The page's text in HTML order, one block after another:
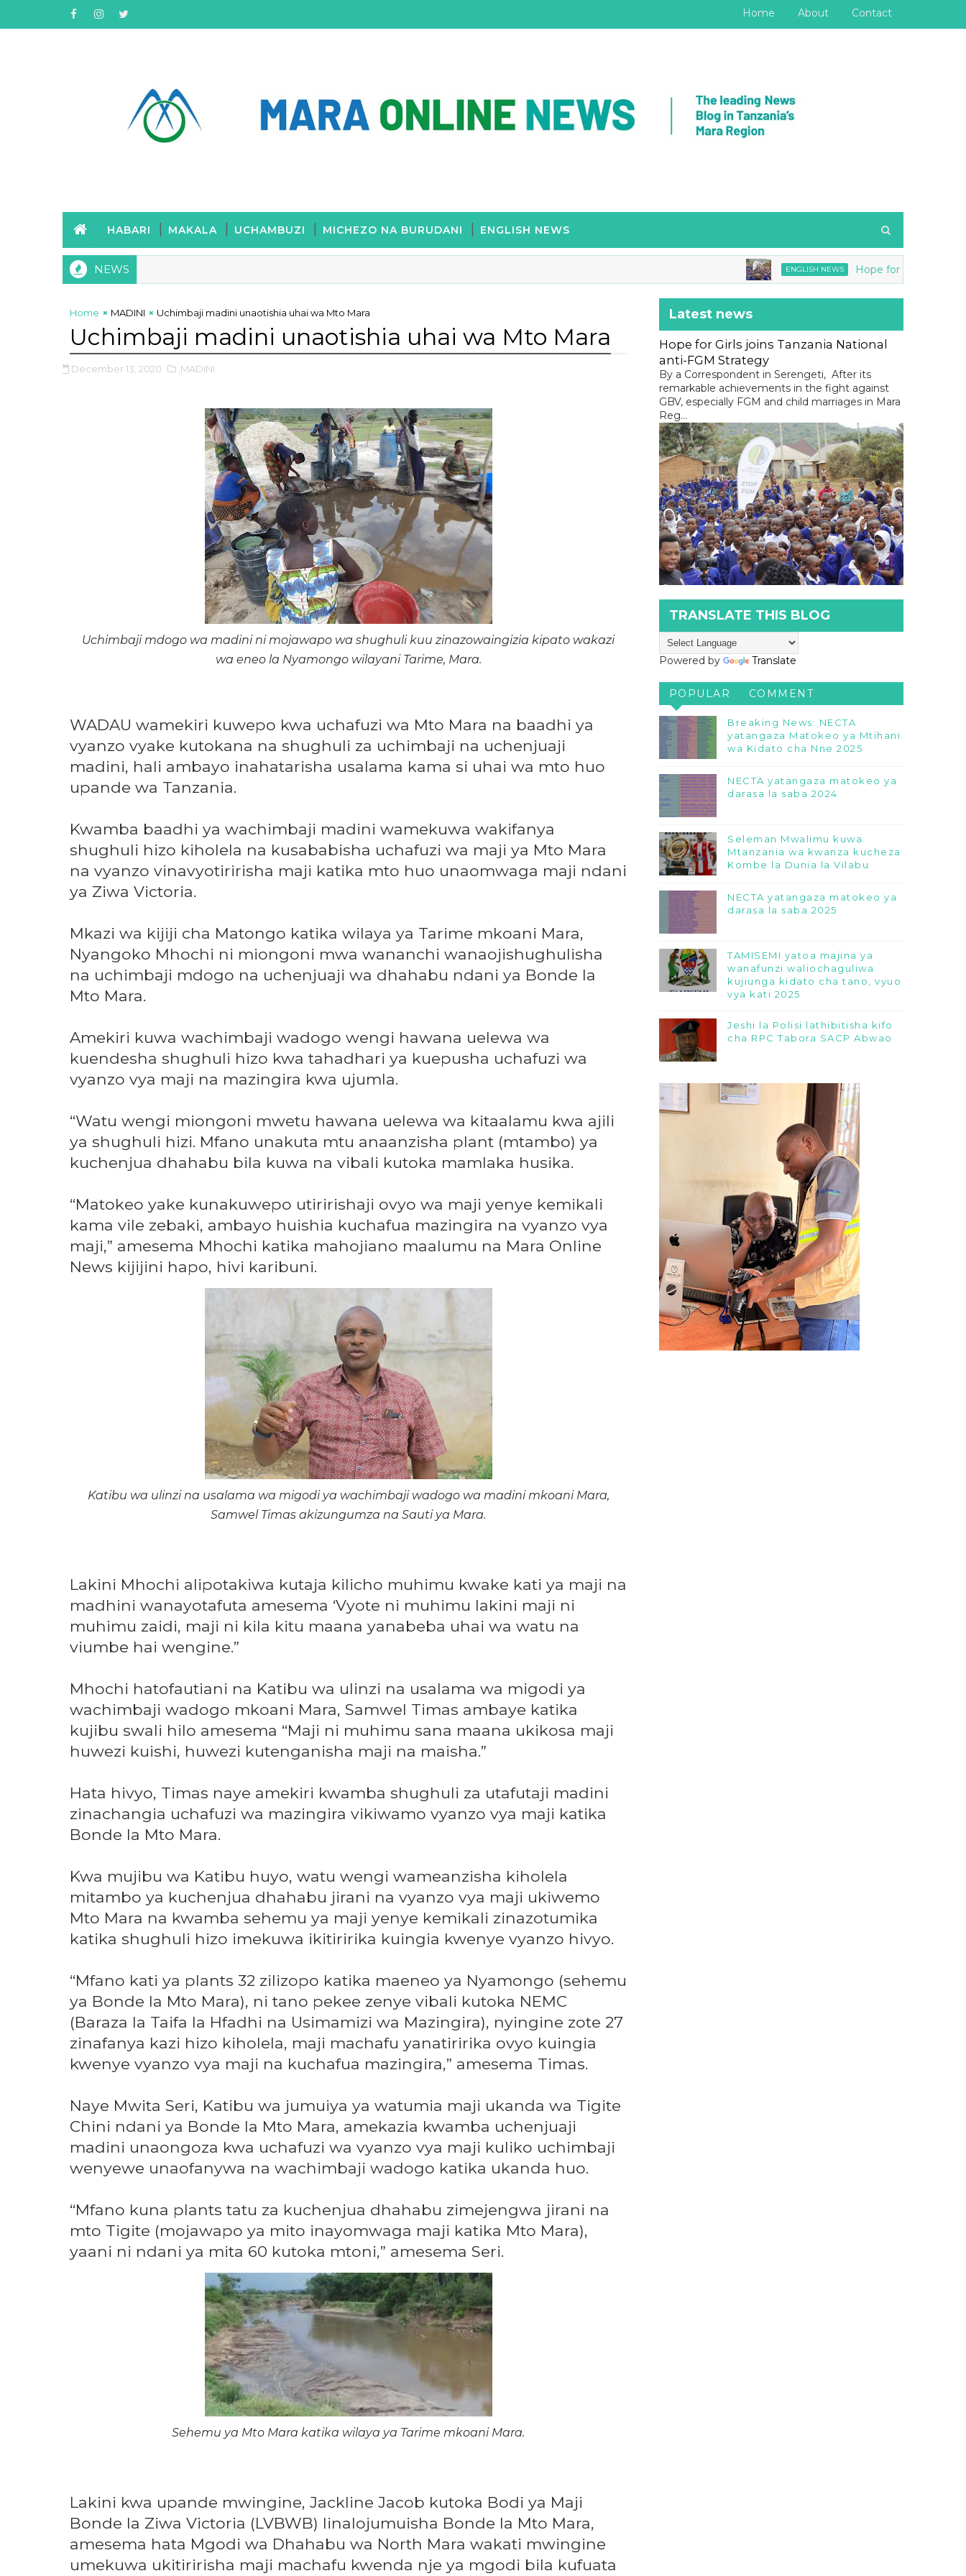
Home About Contact
HABARI MAKALA UCHAMBUZI MICHEZO NA BURUDANI ENGLISH NEWS
NEWS ENGLISH NEWS Hope for Girls joins Tanzania
Home MADINI Uchimbaji madini unaotishia uhai wa Mto Mara
Uchimbaji madini unaotishia uhai wa Mto Mara
December 13, 2020 ,MADINI
Uchimbaji mdogo wa madini ni mojawapo wa shughuli kuu zinazowaingizia kipato wakazi
wa eneo la Nyamongo wilayani Tarime, Mara.
WADAU wamekiri kuwepo kwa uchafuzi wa Mto Mara na baadhi ya
vyanzo vyake kutokana na shughuli za uchimbaji na uchenjuaji
madini, hali ambayo inahatarisha usalama kama si uhai wa mto huo
upande wa Tanzania.
Kwamba baadhi ya wachimbaji madini wamekuwa wakifanya
shughuli hizo kiholela na kusababisha uchafuzi wa maji ya Mto Mara
na vyanzo vinavyotiririsha maji katika mto huo unaomwaga maji ndani
ya Ziwa Victoria.
Mkazi wa kijiji cha Matongo katika wilaya ya Tarime mkoani Mara,
Nyangoko Mhochi ni miongoni mwa wananchi wanaojishughulisha
na uchimbaji mdogo na uchenjuaji wa dhahabu ndani ya Bonde la
Mto Mara.
Amekiri kuwa wachimbaji wadogo wengi hawana uelewa wa
kuendesha shughuli hizo kwa tahadhari ya kuepusha uchafuzi wa
vyanzo vya maji na mazingira kwa ujumla.
“Watu wengi miongoni mwetu hawana uelewa wa kitaalamu kwa ajili
ya shughuli hizi. Mfano unakuta mtu anaanzisha plant (mtambo) ya
kuchenjua dhahabu bila kuwa na vibali kutoka mamlaka husika.
“Matokeo yake kunakuwepo utiririshaji ovyo wa maji yenye kemikali
kama vile zebaki, ambayo huishia kuchafua mazingira na vyanzo vya
maji,” amesema Mhochi katika mahojiano maalumu na Mara Online
News kijijini hapo, hivi karibuni.
Katibu wa ulinzi na usalama wa migodi ya wachimbaji wadogo wa madini mkoani Mara,
Samwel Timas akizungumza na Sauti ya Mara.
Lakini Mhochi alipotakiwa kutaja kilicho muhimu kwake kati ya maji na
madhini wanayotafuta amesema ‘Vyote ni muhimu lakini maji ni
muhimu zaidi, maji ni kila kitu maana yanabeba uhai wa watu na
viumbe hai wengine.”
Mhochi hatofautiani na Katibu wa ulinzi na usalama wa migodi ya
wachimbaji wadogo mkoani Mara, Samwel Timas ambaye katika
kujibu swali hilo amesema “Maji ni muhimu sana maana ukikosa maji
huwezi kuishi, huwezi kutenganisha maji na maisha.”
Hata hivyo, Timas naye amekiri kwamba shughuli za utafutaji madini
zinachangia uchafuzi wa mazingira vikiwamo vyanzo vya maji katika
Bonde la Mto Mara.
Kwa mujibu wa Katibu huyo, watu wengi wameanzisha kiholela
mitambo ya kuchenjua dhahabu jirani na vyanzo vya maji ukiwemo
Mto Mara na kwamba sehemu ya maji yenye kemikali zinazotumika
katika shughuli hizo imekuwa ikitiririka kuingia kwenye vyanzo hivyo.
“Mfano kati ya plants 32 zilizopo katika maeneo ya Nyamongo (sehemu
ya Bonde la Mto Mara), ni tano pekee zenye vibali kutoka NEMC
(Baraza la Taifa la Hfadhi na Usimamizi wa Mazingira), nyingine zote 27
zinafanya kazi hizo kiholela, maji machafu yanatiririka ovyo kuingia
kwenye vyanzo vya maji na kuchafua mazingira,” amesema Timas.
Naye Mwita Seri, Katibu wa jumuiya ya watumia maji ukanda wa Tigite
Chini ndani ya Bonde la Mto Mara, amekazia kwamba uchenjuaji
madini unaongoza kwa uchafuzi wa vyanzo vya maji kuliko uchimbaji
wenyewe unaofanywa na wachimbaji wadogo katika ukanda huo.
“Mfano kuna plants tatu za kuchenjua dhahabu zimejengwa jirani na
mto Tigite (mojawapo ya mito inayomwaga maji katika Mto Mara),
yaani ni ndani ya mita 60 kutoka mtoni,” amesema Seri.
Sehemu ya Mto Mara katika wilaya ya Tarime mkoani Mara.
Lakini kwa upande mwingine, Jackline Jacob kutoka Bodi ya Maji
Bonde la Ziwa Victoria (LVBWB) linalojumuisha Bonde la Mto Mara,
amesema hata Mgodi wa Dhahabu wa North Mara wakati mwingine
umekuwa ukitiririsha maji machafu kwenda nje ya mgodi bila kufuata
Latest news
Hope for Girls joins Tanzania National
anti-FGM Strategy
By a Correspondent in Serengeti, After its
remarkable achievements in the fight against
GBV, especially FGM and child marriages in Mara
Reg...
TRANSLATE THIS BLOG
Powered by Translate
POPULAR COMMENT
Breaking News: NECTA
yatangaza Matokeo ya Mtihani
wa Kidato cha Nne 2025
NECTA yatangaza matokeo ya
darasa la saba 2024
Seleman Mwalimu kuwa
Mtanzania wa kwanza kucheza
Kombe la Dunia la Vilabu
NECTA yatangaza matokeo ya
darasa la saba 2025
TAMISEMI yatoa majina ya
wanafunzi waliochaguliwa
kujiunga kidato cha tano, vyuo
vya kati 2025
Jeshi la Polisi lathibitisha kifo
cha RPC Tabora SACP Abwao